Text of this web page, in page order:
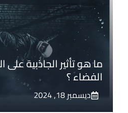
ما هو تأثير الجاذبية
الفضاء ؟
ديسمبر 18, 2024